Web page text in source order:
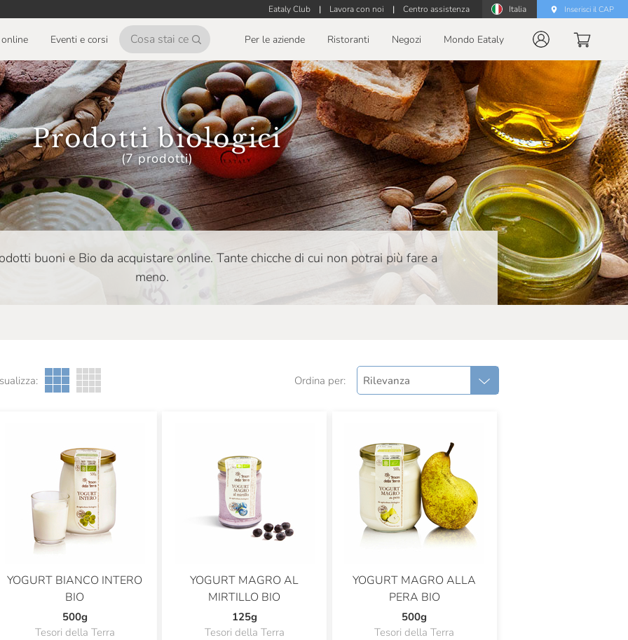
Eataly Club | Lavora con noi | Centro assistenza Italia Inserisci il CAP
Eventi e corsi Per le aziende Ristoranti Negozi Mondo Eataly
Prodotti biologici
(7 prodotti)
buoni e Bio da acquistare online. Tante chicche di cui non potrai più fare a
meno.
Ordina per: Rilevanza
YOGURT BIANCO INTERO
BIO
500g
Tesori della Terra
YOGURT MAGRO AL
MIRTILLO BIO
125g
Tesori della Terra
YOGURT MAGRO ALLA
PERA BIO
500g
Tesori della Terra